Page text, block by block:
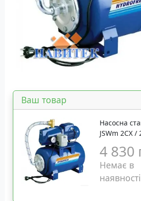
Ваш товар
Насосна
JSWm 2CX /
4 830
Немає в
наявності